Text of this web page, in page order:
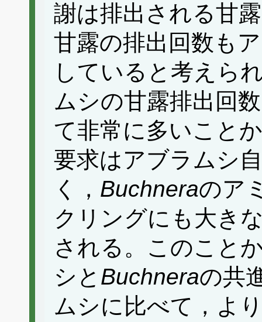
謝は排出される甘
甘露の排出回数も
していると考えら
ムシの甘露排出回
て非常に多いこと
要求はアブラムシ
く， Buchneraのア
クリングにも大き
される。このこと
シと Buchneraの共
ムシに比べて，よ